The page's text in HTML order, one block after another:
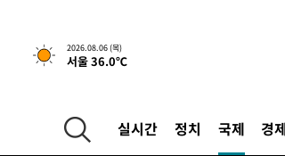
2026.08.06 (목)
서울 36.0℃
실시간 정치 국제 경
5시간 전 >[속보] "이란-오만, 호르무즈 해협 통행
-28841초 전 >
손흥민, 5경기 연속골 실패
-21442초 전 >